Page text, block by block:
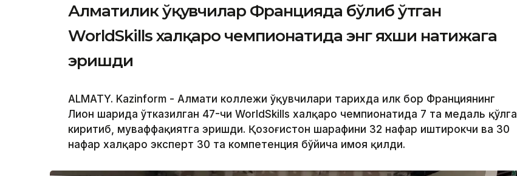
Алматилик ўқувчилар Францияда бўлиб ўтган
WorldSkills халқаро чемпионатида энг яхши натижага
эришди
ALMATY. Kazinform - Алмати коллежи ўқувчилари тарихда илк бор Франциянинг
Лион шаҳрида ўтказилган 47-чи WorldSkills халқаро чемпионатида 7 та медаль қўлга
киритиб, муваффақиятга эришди. Қозоғистон шарафини 32 нафар иштирокчи ва 30
нафар халқаро эксперт 30 та компетенция бўйича ҳимоя қилди.